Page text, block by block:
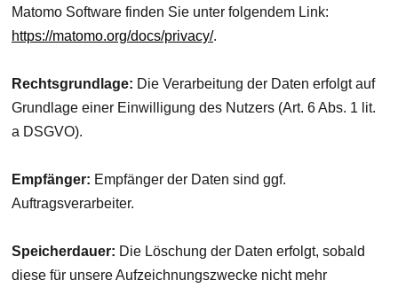
Matomo Software finden Sie unter folgendem Link:
https://matomo.org/docs/privacy/.
Rechtsgrundlage: Die Verarbeitung der Daten erfolgt auf
Grundlage einer Einwilligung des Nutzers (Art. 6 Abs. 1 lit.
a DSGVO).
Empfänger: Empfänger der Daten sind ggf.
Auftragsverarbeiter.
Speicherdauer: Die Löschung der Daten erfolgt, sobald
diese für unsere Aufzeichnungszwecke nicht mehr